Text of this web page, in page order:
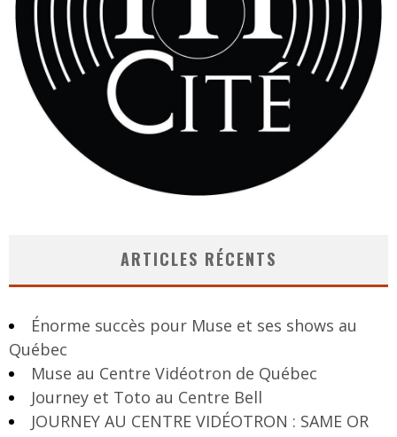
ARTICLES RÉCENTS
Énorme succès pour Muse et ses shows au
Québec
Muse au Centre Vidéotron de Québec
Journey et Toto au Centre Bell
JOURNEY AU CENTRE VIDÉOTRON : SAME OR